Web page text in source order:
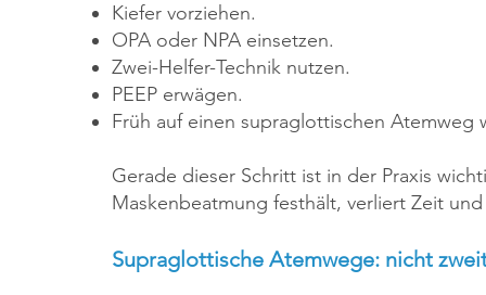
Kiefer vorziehen.
OPA oder NPA einsetzen.
Zwei-Helfer-Technik nutzen.
PEEP erwägen.
Früh auf einen supraglottischen Atemweg
Gerade dieser Schritt ist in der Praxis
Maskenbeatmung festhält, verliert Zeit
Supraglottische Atemwege: nicht